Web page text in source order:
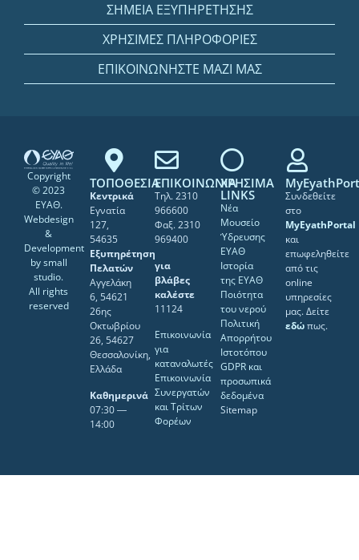
ΣΗΜΕΙΑ ΕΞΥΠΗΡΕΤΗΣΗΣ
ΧΡΗΣΙΜΕΣ ΠΛΗΡΟΦΟΡΙΕΣ
ΕΠΙΚΟΙΝΩΝΗΣΤΕ ΜΑΖΙ ΜΑΣ
Copyright
© 2023
ΕΥΑΘ.
Webdesign
&
Development
bysmall
studio.
All rights
reserved
ΤΟΠΟΘΕΣΙΑ
Κεντρικά
Εγνατία
127,
54635
Εξυπηρέτηση
Πελατών
Αγγελάκη
6, 54621
26ης
Οκτωβρίου
26, 54627
Θεσσαλονίκη,
Ελλάδα
Καθημερινά
07:30 ―
14:00
ΕΠΙΚΟΙΝΩΝΙΑ
Τηλ. 2310
966600
Φαξ. 2310
969400
για
βλάβες
καλέστε
11124
Επικοινωνία
για
καταναλωτές
Επικοινωνία
Συνεργατών
και Τρίτων
Φορέων
ΧΡΗΣΙΜΑ
LINKS
Νέα
Μουσείο
Ύδρευσης
ΕΥΑΘ
Ιστορία
της ΕΥΑΘ
Ποιότητα
του νερού
Πολιτική
Απορρήτου
Ιστοτόπου
GDPR και
προσωπικά
δεδομένα
Sitemap
Συνδεθείτε
στο
MyEyathPortal
και
επωφεληθείτε
από τις
online
υπηρεσίες
μας. Δείτε
εδώπως.